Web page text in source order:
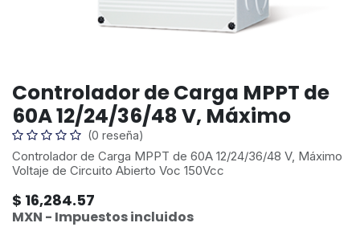
Controlador de Carga MPPT de
60A 12/24/36/48 V, Máximo
(0 reseña)
Controlador de Carga MPPT de 60A 12/24/36/48 V, Máximo
Voltaje de Circuito Abierto Voc 150Vcc
$ 16,284.57
MXN - Impuestos incluidos